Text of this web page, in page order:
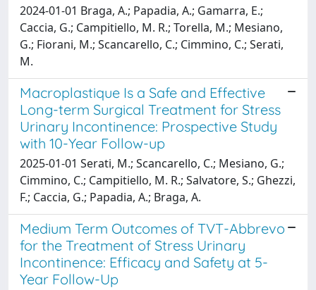
2024-01-01 Braga, A.; Papadia, A.; Gamarra, E.;
Caccia, G.; Campitiello, M. R.; Torella, M.; Mesiano,
G.; Fiorani, M.; Scancarello, C.; Cimmino, C.; Serati,
M.
Macroplastique Is a Safe and Effective
Long-term Surgical Treatment for Stress
Urinary Incontinence: Prospective Study
with 10-Year Follow-up
2025-01-01 Serati, M.; Scancarello, C.; Mesiano, G.;
Cimmino, C.; Campitiello, M. R.; Salvatore, S.; Ghezzi,
F.; Caccia, G.; Papadia, A.; Braga, A.
Medium Term Outcomes of TVT-Abbrevo
for the Treatment of Stress Urinary
Incontinence: Efficacy and Safety at 5-
Year Follow-Up